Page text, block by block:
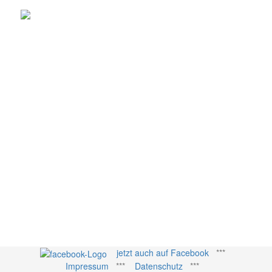
jetzt auch auf Facebook***
Impressum *** Datenschutz ***